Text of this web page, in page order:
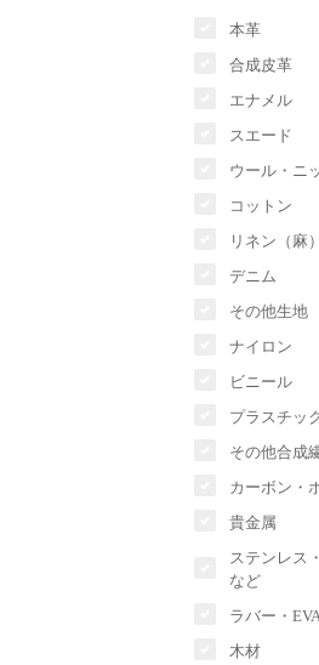
本革
合成皮革
エナメル
スエード
ウール・ニ
コットン
リネン（麻）
デニム
その他生地
ナイロン
ビニール
プラスチッ
その他合成
カーボン・
貴金属
ステンレス
など
ラバー・EVA
木材